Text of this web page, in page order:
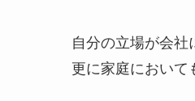
自分の立場が会社
更に家庭において